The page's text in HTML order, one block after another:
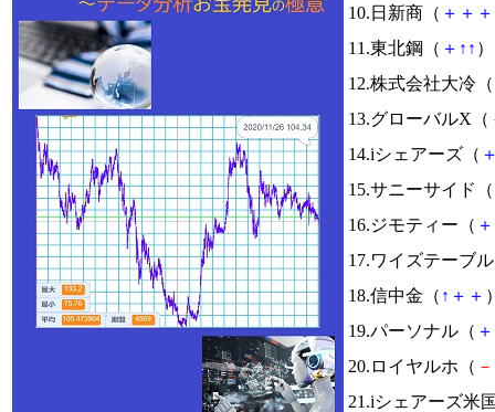
10.日新商（ ＋ ＋ ＋
11.東北鋼（ ＋ ↑ ↑
12.株式会社大冷（
13.グローバルX（
14.iシェアーズ（
15.サニーサイド（
16.ジモティー（ ＋
17.ワイズテーブ
18.信中金（ ↑ ＋ ＋
19.パーソナル（ ＋
20.ロイヤルホ（ －
21.iシェアーズ米